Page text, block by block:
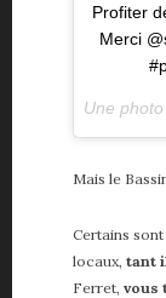
Profiter
Merci
Mais le
Certains sont
locaux, tant
Ferret, vous